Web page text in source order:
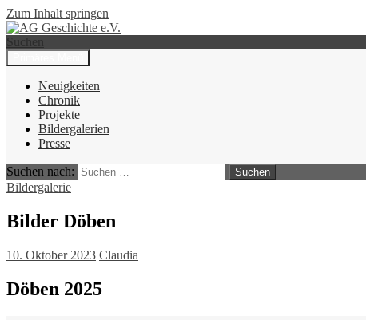
Zum Inhalt springen
AG Geschichte e.V.
Suchen
Neuigkeiten
Chronik
Projekte
Bildergalerien
Presse
Suchen nach:
Bildergalerie
Bilder Döben
10. Oktober 2023 Claudia
Döben 2025